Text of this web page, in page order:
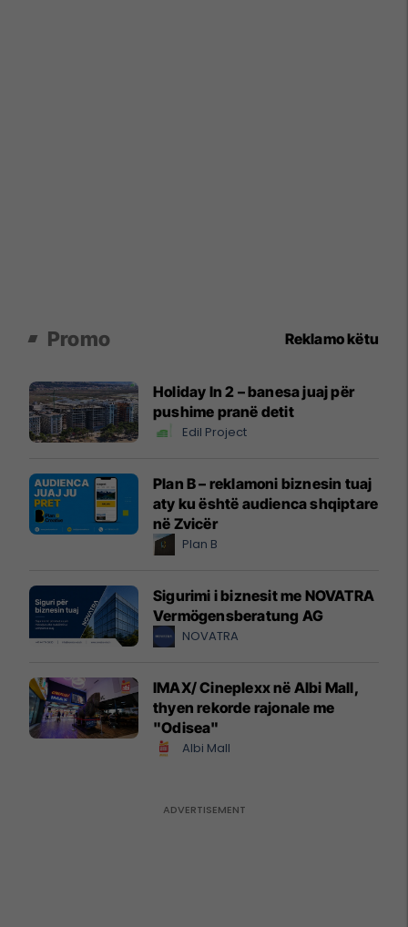
Promo Reklamo këtu
Holiday In 2 – banesa juaj për
pushime pranë detit
Edil Project
Plan B – reklamoni biznesin tuaj
aty ku është audienca shqiptare
në Zvicër
Plan B
Sigurimi i biznesit me NOVATRA
Vermögensberatung AG
NOVATRA
IMAX/ Cineplexx në Albi Mall,
thyen rekorde rajonale me
"Odisea"
Albi Mall